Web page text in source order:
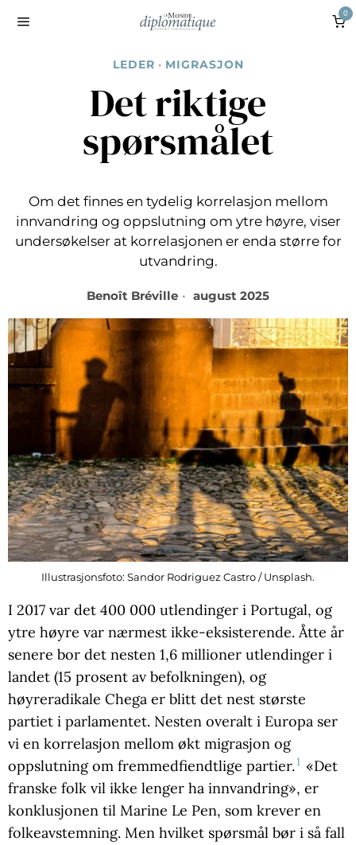
0
LEDER · MIGRASJON
Det riktige
spørsmålet
Om det finnes en tydelig korrelasjon mellom
innvandring og oppslutning om ytre høyre, viser
undersøkelser at korrelasjonen er enda større for
utvandring.
Benoît Bréville august 2025
Illustrasjonsfoto: Sandor Rodriguez Castro / Unsplash.
I 2017 var det 400 000 utlendinger i Portugal, og
ytre høyre var nærmest ikke-eksisterende. Åtte år
senere bor det nesten 1,6 millioner utlendinger i
landet (15 prosent av befolkningen), og
høyreradikale Chega er blitt det nest største
partiet i parlamentet. Nesten overalt i Europa ser
vi en korrelasjon mellom økt migrasjon og
oppslutning om fremmedfiendtlige partier.1 «Det
franske folk vil ikke lenger ha innvandring», er
konklusjonen til Marine Le Pen, som krever en
folkeavstemning. Men hvilket spørsmål bør i så fall